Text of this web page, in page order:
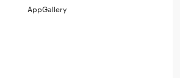
AppGallery